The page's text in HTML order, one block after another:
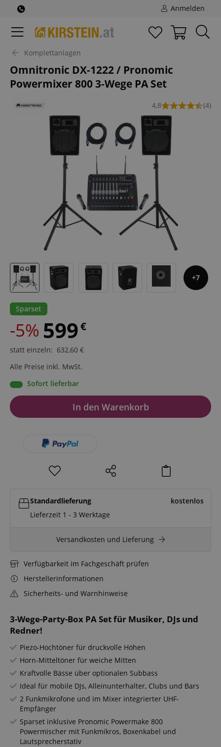
Anmelden
Komplettanlagen
Omnitronic DX-1222 / Pronomic
Powermixer 800 3-Wege PA Set
4,8 (4)
7
3-Wege-Party-Box PA Set für Musiker, DJs und
Redner!
Piezo-Hochtöner für druckvolle Höhen
Horn-Mitteltöner für weiche Mitten
Kraftvolle Bässe über optionalen Subbass
Ideal für mobile DJs, Alleinunterhalter, Clubs und Bars
2 Funkmikrofone und im Mixer integrierter UHF-
Empfänger
Sparset inklusive Pronomic Powermake 800
Powermischer mit Funkmikros, Boxenkabel und
Lautsprecherstativ
Sparset
-5% 599€
statt einzeln: 632,60 €
Alle Preise inkl. MwSt.
Sofort lieferbar
In den Warenkorb
Standardlieferung
kostenlos
Lieferzeit 1 - 3 Werktage
Versandkosten und Lieferung
Verfügbarkeit im Fachgeschäft prüfen
Herstellerinformationen
Sicherheits- und Warnhinweise